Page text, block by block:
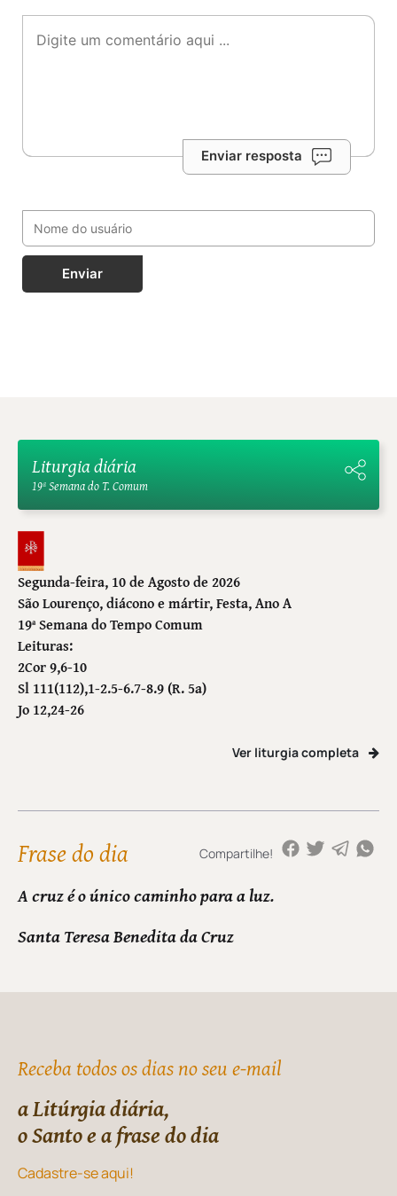
Enviar resposta
Enviar
Liturgia diária
19ª Semana do T. Comum
Segunda-feira, 10 de Agosto de 2026
São Lourenço, diácono e mártir, Festa, Ano A
19ª Semana do Tempo Comum
Leituras:
2Cor 9,6-10
Sl 111(112),1-2.5-6.7-8.9 (R. 5a)
Jo 12,24-26
Ver liturgia completa
Frase do dia Compartilhe!
A cruz é o único caminho para a luz.
Santa Teresa Benedita da Cruz
Receba todos os dias no seu e-mail
a Litúrgia diária,
o Santo e a frase do dia
Cadastre-se aqui!